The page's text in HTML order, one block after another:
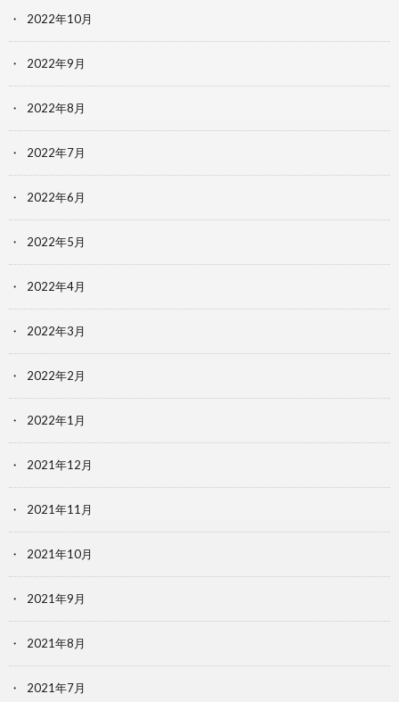
2022年10月
2022年9月
2022年8月
2022年7月
2022年6月
2022年5月
2022年4月
2022年3月
2022年2月
2022年1月
2021年12月
2021年11月
2021年10月
2021年9月
2021年8月
2021年7月